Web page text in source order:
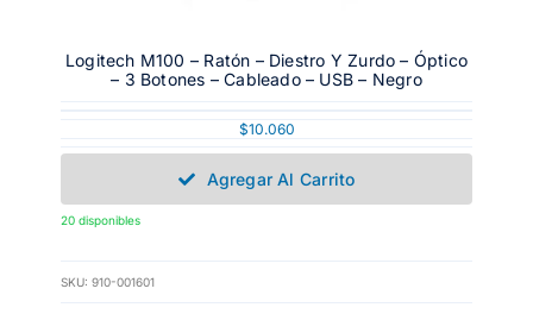
Logitech M100 – Ratón – Diestro Y Zurdo – Óptico
– 3 Botones – Cableado – USB – Negro
$10.060
Agregar Al Carrito
20 disponibles
SKU: 910-001601